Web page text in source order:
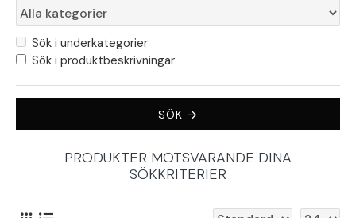
Sök i underkategorier
Sök i produktbeskrivningar
SÖK
PRODUKTER MOTSVARANDE DINA
SÖKKRITERIER